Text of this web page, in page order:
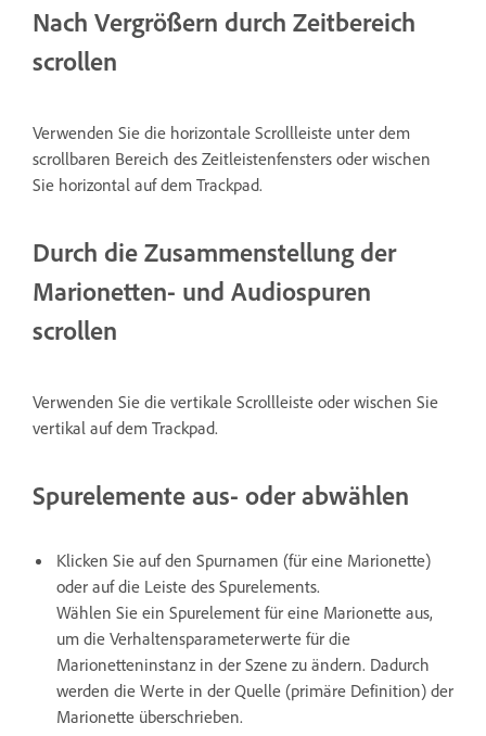
Nach Vergrößern durch Zeitbereich
scrollen
Verwenden Sie die horizontale Scrollleiste unter dem
scrollbaren Bereich des Zeitleistenfensters oder wischen
Sie horizontal auf dem Trackpad.
Durch die Zusammenstellung der
Marionetten- und Audiospuren
scrollen
Verwenden Sie die vertikale Scrollleiste oder wischen Sie
vertikal auf dem Trackpad.
Spurelemente aus- oder abwählen
Klicken Sie auf den Spurnamen (für eine Marionette)
oder auf die Leiste des Spurelements.
Wählen Sie ein Spurelement für eine Marionette aus,
um die Verhaltensparameterwerte für die
Marionetteninstanz in der Szene zu ändern. Dadurch
werden die Werte in der Quelle (primäre Definition) der
Marionette überschrieben.